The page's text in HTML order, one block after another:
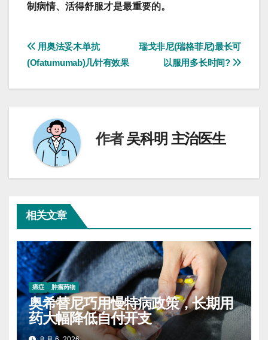
制病情、活得舒服才是最重要的。
文
章
航
瑞戈非尼(瑞格菲尼)最长可
以服用多长时间?
用奥法妥木单抗
(Ofatumumab)几针有效果
作者吴科明 主治医生
相关文章
癌症 肿瘤药物
奥希替尼巧用慢特病政策，长期用
药大幅降低自付开支